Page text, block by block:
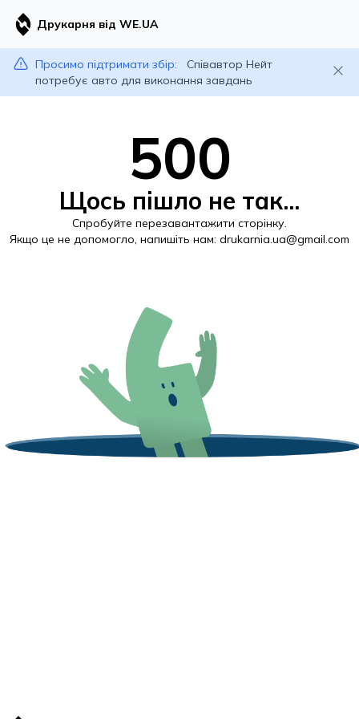
Друкарня від WE.UA
Просимо підтримати збір:
Співавтор Нейт
потребує авто для виконання завдань
500
Щось пішло не так...
Спробуйте перезавантажити сторінку.
Якщо це не допомогло, напишіть нам: drukarnia.ua@gmail.com